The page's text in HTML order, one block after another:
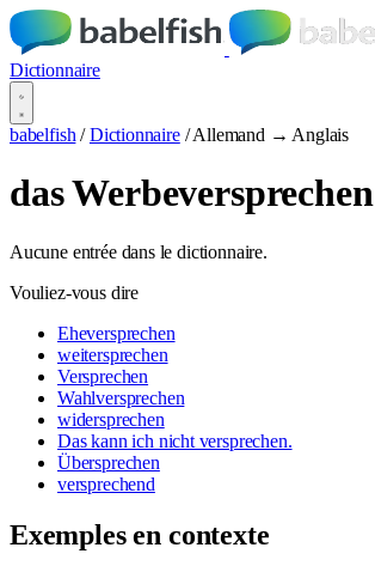
Dictionnaire
babelfish / Dictionnaire / Allemand → Anglais
das Werbeversprechen
Aucune entrée dans le dictionnaire.
Vouliez-vous dire
Eheversprechen
weitersprechen
Versprechen
Wahlversprechen
widersprechen
Das kann ich nicht versprechen.
Übersprechen
versprechend
Exemples en contexte